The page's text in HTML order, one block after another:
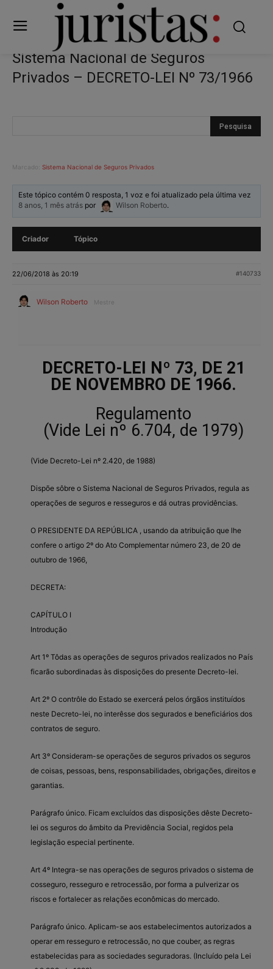
Sistema Nacional de Seguros
Privados – DECRETO-LEI Nº 73/1966
Marcado: Sistema Nacional de Seguros Privados
Este tópico contém 0 resposta, 1 voz e foi atualizado pela última vez
8 anos, 1 mês atrás por Wilson Roberto.
Criador Tópico
22/06/2018 às 20:19 #140733
Wilson Roberto Mestre
DECRETO-LEI Nº 73, DE 21
DE NOVEMBRO DE 1966.
Regulamento
(Vide Lei nº 6.704, de 1979)
(Vide Decreto-Lei nº 2.420, de 1988)
Dispõe sôbre o Sistema Nacional de Seguros Privados, regula as
operações de seguros e resseguros e dá outras providências.
O PRESIDENTE DA REPÚBLICA , usando da atribuição que lhe
confere o artigo 2º do Ato Complementar número 23, de 20 de
outubro de 1966,
DECRETA:
CAPÍTULO I
Introdução
Art 1º Tôdas as operações de seguros privados realizados no País
ficarão subordinadas às disposições do presente Decreto-lei.
Art 2º O contrôle do Estado se exercerá pelos órgãos instituídos
neste Decreto-lei, no interêsse dos segurados e beneficiários dos
contratos de seguro.
Art 3º Consideram-se operações de seguros privados os seguros
de coisas, pessoas, bens, responsabilidades, obrigações, direitos e
garantias.
Parágrafo único. Ficam excluídos das disposições dêste Decreto-
lei os seguros do âmbito da Previdência Social, regidos pela
legislação especial pertinente.
Art 4º Integra-se nas operações de seguros privados o sistema de
cosseguro, resseguro e retrocessão, por forma a pulverizar os
riscos e fortalecer as relações econômicas do mercado.
Parágrafo único. Aplicam-se aos estabelecimentos autorizados a
operar em resseguro e retrocessão, no que couber, as regras
estabelecidas para as sociedades seguradoras. (Incluído pela Lei